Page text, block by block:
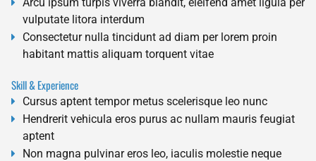
vulputate litora interdum
Consectetur nulla tincidunt ad diam per lorem proin
habitant mattis aliquam torquent vitae
Skill & Experience
Cursus aptent tempor metus scelerisque leo nunc
Hendrerit vehicula eros purus ac nullam mauris feugiat
aptent
Non magna pulvinar eros leo, iaculis molestie neque